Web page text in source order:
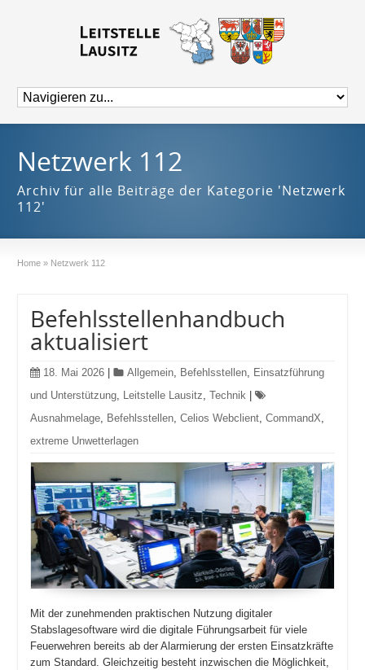
Netzwerk 112
Archiv für alle Beiträge der Kategorie 'Netzwerk
112'
Home » Netzwerk 112
Befehlsstellenhandbuch
aktualisiert
18. Mai 2026 Allgemein, Befehlsstellen, Einsatzführung
und Unterstützung, Leitstelle Lausitz,Technik
Ausnahmelage, Befehlsstellen,Celios Webclient,CommandX,
extreme Unwetterlagen
Mit der zunehmenden praktischen Nutzung digitaler
Stabslagesoftware wird die digitale Führungsarbeit für viele
Feuerwehren bereits ab der Alarmierung der ersten Einsatzkräfte
zum Standard. Gleichzeitig besteht inzwischen die Möglichkeit,